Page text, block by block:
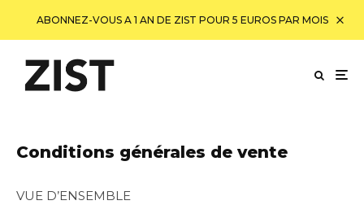
ABONNEZ-VOUS A 1 AN DE ZIST POUR 5 EUROS PAR MOIS
Conditions générales de vente
VUE D’ENSEMBLE